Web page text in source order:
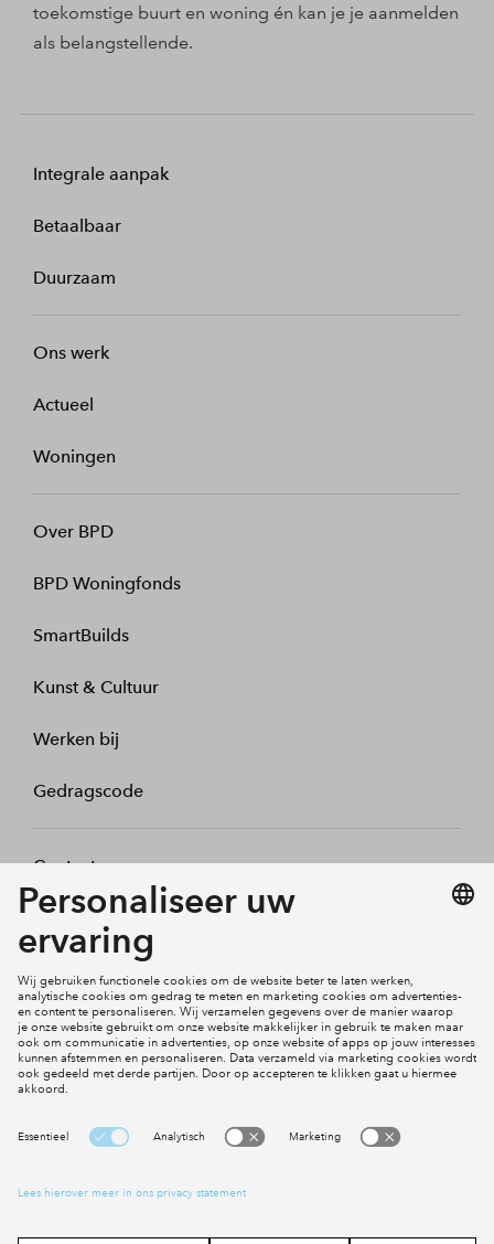
toekomstige buurt en woning én kan je je aanmelden
als belangstellende.
Integrale aanpak
Betaalbaar
Duurzaam
Ons werk
Actueel
Woningen
Over BPD
BPD Woningfonds
SmartBuilds
Kunst & Cultuur
Werken bij
Gedragscode
Contact
Mijn profiel
Social Media
Cookies